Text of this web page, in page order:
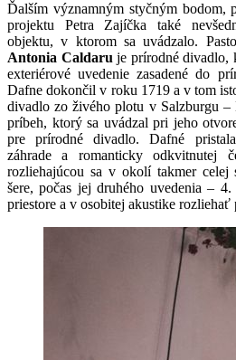
Ďalším významným styčným bodom,
projektu Petra Zajíčka také
objektu, v ktorom sa uvádzalo.
Antonia Caldaru je prírodné divadlo,
exteriérové uvedenie zasadené do
Dafne dokončil v roku 1719 a v tom
divadlo zo živého plotu v Salzburgu –
príbeh, ktorý sa uvádzal pri jeho
pre prírodné divadlo. Dafné
záhrade a romanticky odkvitnutej
rozliehajúcou sa v okolí takmer celej
šere, počas jej druhého uvedenia –
priestore a v osobitej akustike rozliehať